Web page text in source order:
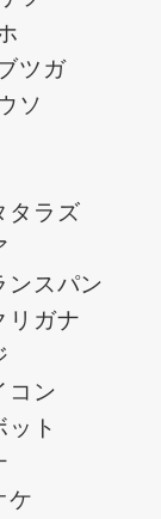
ツガ
ソ
タラズ
ンスパン
リガナ
コン
ット
ケ